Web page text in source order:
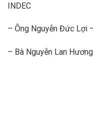
INDEC
– Ông Nguyễn Đức Lợi
– Bà Nguyễn Lan